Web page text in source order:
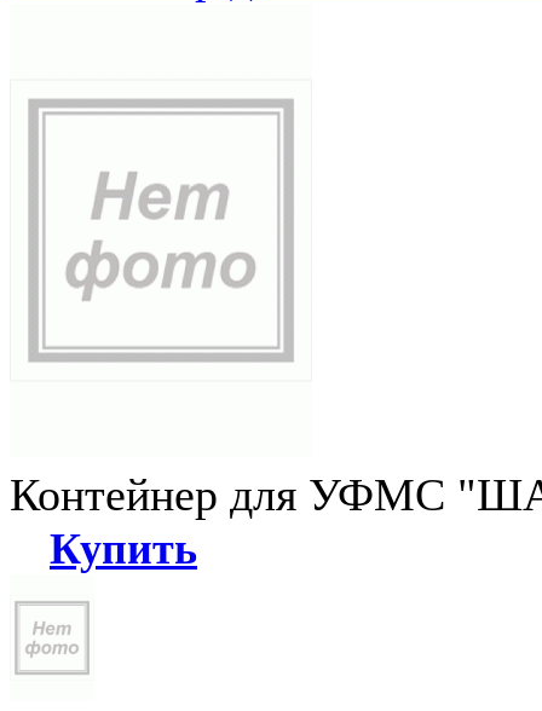
Контейнер для УФМС
Купить